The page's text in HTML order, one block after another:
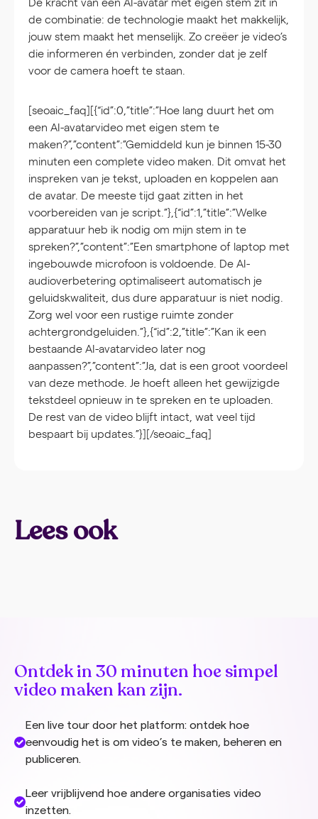
de combinatie: de technologie maakt het makkelijk,
jouw stem maakt het menselijk. Zo creëer je video’s
die informeren én verbinden, zonder dat je zelf
voor de camera hoeft te staan.
[seoaic_faq][{“id”:0,”title”:”Hoe lang duurt het om
een AI-avatarvideo met eigen stem te
maken?”,”content”:”Gemiddeld kun je binnen 15-30
minuten een complete video maken. Dit omvat het
inspreken van je tekst, uploaden en koppelen aan
de avatar. De meeste tijd gaat zitten in het
voorbereiden van je script.”},{“id”:1,”title”:”Welke
apparatuur heb ik nodig om mijn stem in te
spreken?”,”content”:”Een smartphone of laptop met
ingebouwde microfoon is voldoende. De AI-
audioverbetering optimaliseert automatisch je
geluidskwaliteit, dus dure apparatuur is niet nodig.
Zorg wel voor een rustige ruimte zonder
achtergrondgeluiden.”},{“id”:2,”title”:”Kan ik een
bestaande AI-avatarvideo later nog
aanpassen?”,”content”:”Ja, dat is een groot voordeel
van deze methode. Je hoeft alleen het gewijzigde
tekstdeel opnieuw in te spreken en te uploaden.
De rest van de video blijft intact, wat veel tijd
bespaart bij updates.”}][/seoaic_faq]
Lees ook
Ontdek in 30 minuten hoe simpel
video maken kan zijn.
Een live tour door het platform: ontdek hoe
eenvoudig het is om video’s te maken, beheren en
publiceren.
Leer vrijblijvend hoe andere organisaties video
inzetten.